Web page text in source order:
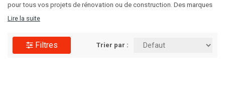
pour tous vos projets de rénovation ou de construction. Des marques
de qualité, des designs variés et des matériaux durables vous
Lire la suite
Filtres Trier par :